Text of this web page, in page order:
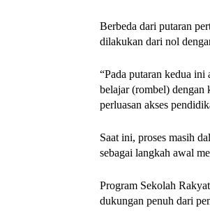
Berbeda dari putaran
dilakukan dari nol
“Pada putaran kedua
belajar (rombel) dengan
perluasan akses
Saat ini, proses masih
sebagai langkah awal
Program Sekolah
dukungan penuh dari